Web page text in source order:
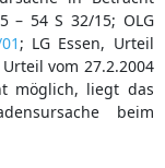
– 54 S 32/15; OLG
; LG Essen, Urteil
vom 27.2.2004
möglich, liegt das
beim